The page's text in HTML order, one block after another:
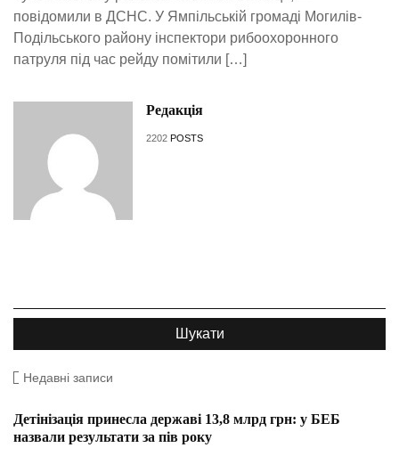
повідомили в ДСНС. У Ямпільській громаді Могилів-
Подільського району інспектори рибоохоронного
патруля під час рейду помітили […]
Редакція
2202 POSTS
Недавні записи
Детінізація принесла державі 13,8 млрд грн: у БЕБ
назвали результати за пів року